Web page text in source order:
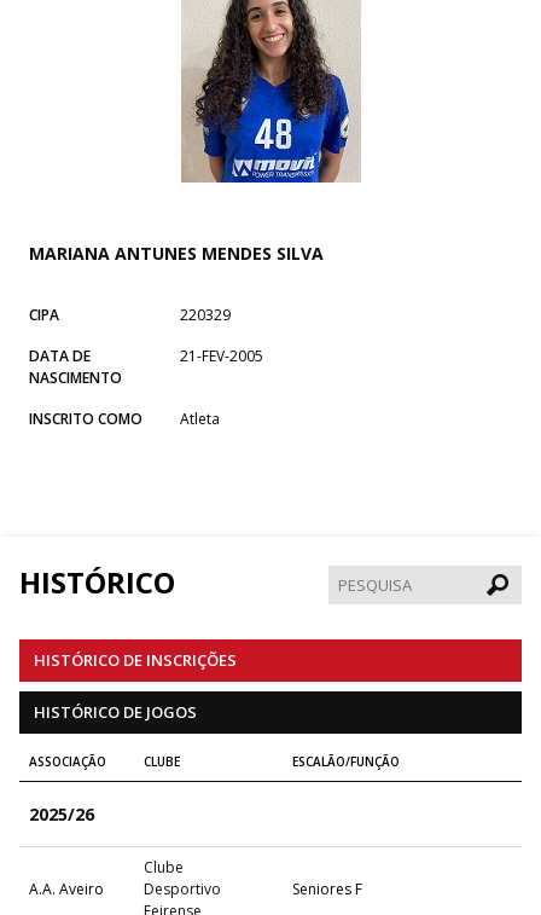
MARIANA ANTUNES MENDES SILVA
CIPA
220329
DATA DE
NASCIMENTO
21-FEV-2005
INSCRITO COMO Atleta
HISTÓRICO
HISTÓRICO DE INSCRIÇÕES
HISTÓRICO DE JOGOS
ASSOCIAÇÃO CLUBE ESCALÃO/FUNÇÃO
2025/26
A.A. Aveiro
Clube
Desportivo
Feirense
Seniores F